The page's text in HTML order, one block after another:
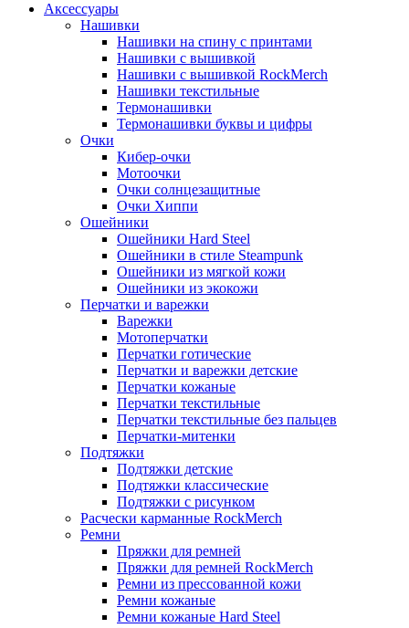
Аксессуары
Нашивки
Нашивки на спину с принтами
Нашивки с вышивкой
Нашивки с вышивкой RockMerch
Нашивки текстильные
Термонашивки
Термонашивки буквы и цифры
Очки
Кибер-очки
Мотоочки
Очки солнцезащитные
Очки Хиппи
Ошейники
Ошейники Hard Steel
Ошейники в стиле Steampunk
Ошейники из мягкой кожи
Ошейники из экокожи
Перчатки и варежки
Варежки
Мотоперчатки
Перчатки готические
Перчатки и варежки детские
Перчатки кожаные
Перчатки текстильные
Перчатки текстильные без пальцев
Перчатки-митенки
Подтяжки
Подтяжки детские
Подтяжки классические
Подтяжки с рисунком
Расчески карманные RockMerch
Ремни
Пряжки для ремней
Пряжки для ремней RockMerch
Ремни из прессованной кожи
Ремни кожаные
Ремни кожаные Hard Steel